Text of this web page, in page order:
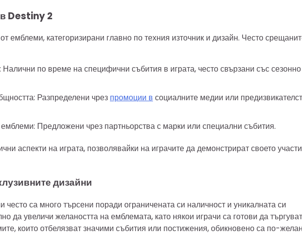
Destiny 2
емблеми, категоризирани главно по техния източник и дизайн. Често
по време на специфични събития в играта, често свързани със сезонно
Разпределени чрез промоции в социалните медии или
Предложени чрез партньорства с марки или специални събития.
аспекти на играта, позволявайки на играчите да демонстрират своето
дизайни
често са много търсени поради ограничената си наличност и уникалната си
да увеличи желаността на емблемата, като някои играчи са готови да търгуват
които отбелязват значими събития или постижения, обикновено са по-